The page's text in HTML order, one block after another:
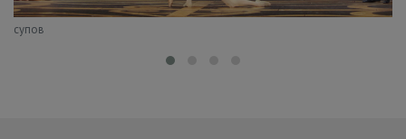
Юсупов